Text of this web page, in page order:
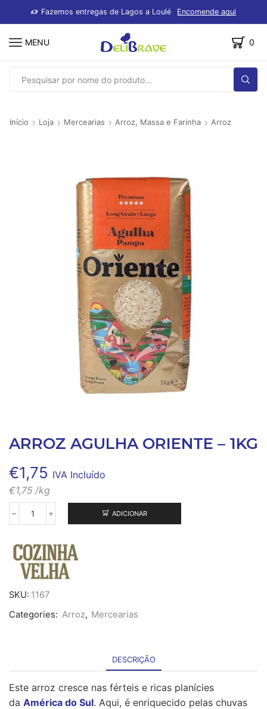
Fazemos entregas de Lagos a Loulé Encomende aqui
MENU 0
SEARCH
Início Loja Mercearias Arroz, Massa e Farinha Arroz
ARROZ AGULHA ORIENTE – 1KG
€1,75 IVA Incluído
€1,75 /kg
Quantidade
Arroz
Agulha
ORIENTE
-
1Kg
ADICIONAR
SKU: 1167
Categories: Arroz, Mercearias
DESCRIÇÃO
Este arroz cresce nas férteis e ricas planícies
da América do Sul. Aqui, é enriquecido pelas chuvas